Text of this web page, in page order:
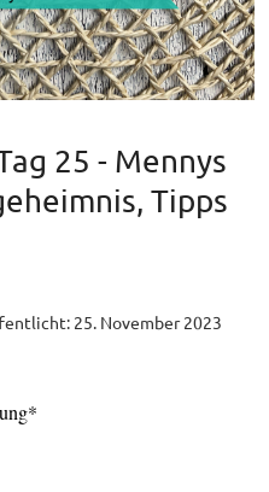
25 - Mennys
Tipps
25. November 2023